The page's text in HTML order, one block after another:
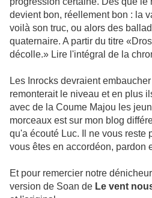
devient bon, réellement bon : la
voilà son truc, ou alors des
quaternaire. A partir du titre
décolle.» Lire l'intégral de la
Les Inrocks devraient
remonterait le niveau et en plus
avec de la Coume Majou les
morceaux est sur mon blog
qu'a écouté Luc. Il ne vous reste
vous êtes en accordéon, pardon
Et pour remercier notre
version de Soan de Le vent